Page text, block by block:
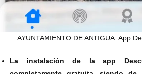
AYUNTAMIENTO DE ANTIGUA. App
La instalación de la app